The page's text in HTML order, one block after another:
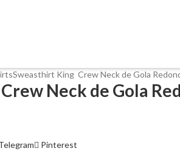
Sweasthirt King Crew Neck de Gola
Neck de Gola
Pinterest